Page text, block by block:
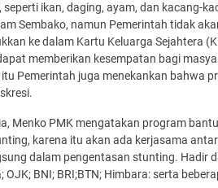
ikan, daging, ayam, dan kacang-
Sembako, namun Pemerintah tidak
ke dalam Kartu Keluarga Sejahtera
memberikan kesempatan bagi
Pemerintah juga menekankan bahwa
Menko PMK mengatakan program
karena itu akan ada kerjasama
dalam pengentasan stunting. Hadir
BNI; BRI;BTN; Himbara: serta